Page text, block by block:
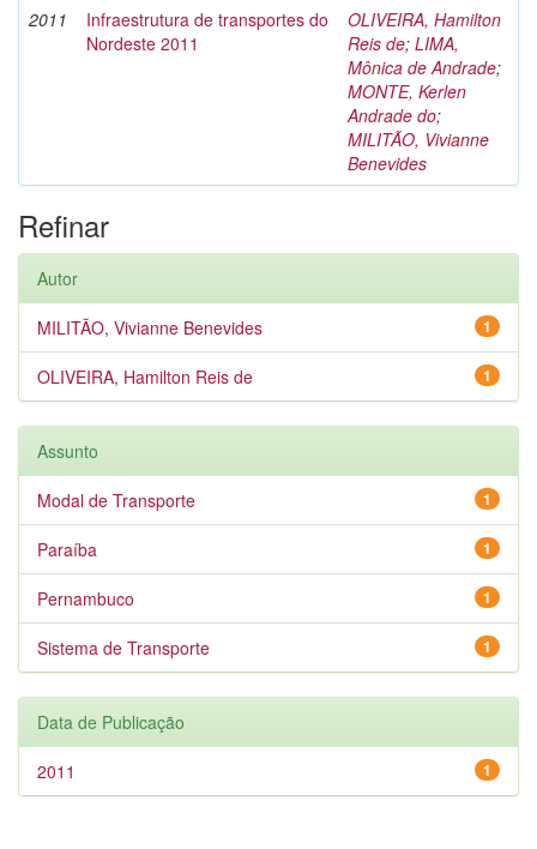
2011
Infraestrutura de transportes do
Nordeste 2011
OLIVEIRA, Hamilton
Reis de; LIMA,
Mônica de Andrade;
MONTE, Kerlen
Andrade do;
MILITÃO, Vivianne
Benevides
Refinar
Autor
1
MILITÃO, Vivianne Benevides
1
OLIVEIRA, Hamilton Reis de
Assunto
1
Modal de Transporte
1
Paraíba
1
Pernambuco
1
Sistema de Transporte
Data de Publicação
1
2011